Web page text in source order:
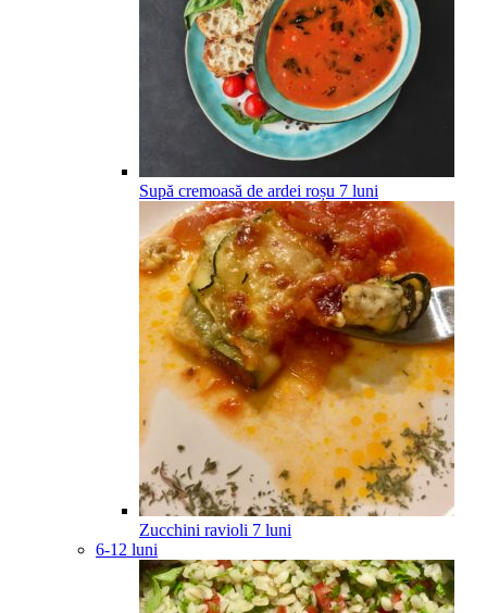
Supă cremoasă de ardei roșu 7 luni
Zucchini ravioli 7 luni
6-12 luni